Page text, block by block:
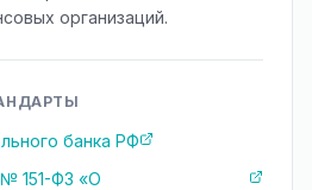
организаций.
банка РФ
151-ФЗ «О